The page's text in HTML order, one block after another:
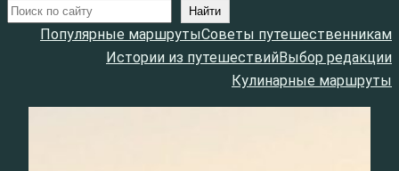
Поиск Найти
Популярные маршрутыСоветы путешественникам
Истории из путешествийВыбор редакции
Кулинарные маршруты